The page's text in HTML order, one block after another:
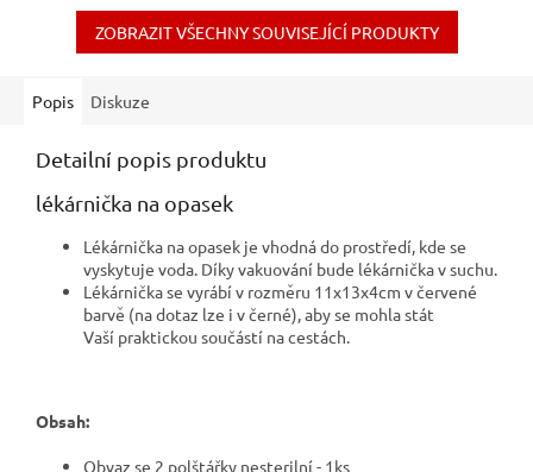
ZOBRAZIT VŠECHNY SOUVISEJÍCÍ PRODUKTY
Popis Diskuze
Detailní popis produktu
lékárnička na opasek
Lékárnička na opasek je vhodná do prostředí, kde se
vyskytuje voda. Díky vakuování bude lékárnička v suchu.
Lékárnička se vyrábí v rozměru 11x13x4cm v červené
barvě (na dotaz lze i v černé), aby se mohla stát
Vaší praktickou součástí na cestách.
Obsah:
Obvaz se 2 polštářky nesterilní - 1ks